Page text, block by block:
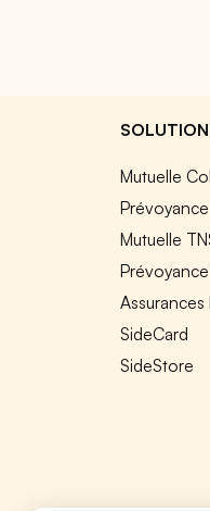
Mutuelle
Mutuelle
SideCard
SideStore